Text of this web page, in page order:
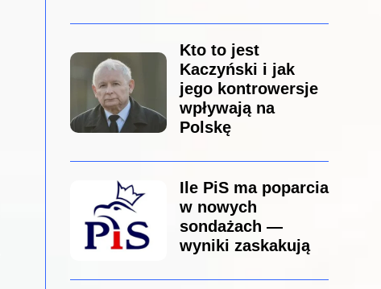
Kto to jest
Kaczyński i jak
jego kontrowersje
wpływają na
Polskę
Ile PiS ma poparcia
w nowych
sondażach —
wyniki zaskakują